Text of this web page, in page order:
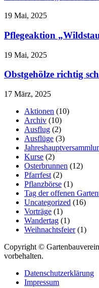
19 Mai, 2025
Pflegeaktion
19 Mai, 2025
Obstgehölze richtig
17 März, 2025
Aktionen (10)
Archiv (10)
Ausflug (2)
Ausflüge (3)
Kurse (2)
Osterbrunnen (12)
Pfarrfest (2)
Pflanzbörse (1)
Tag der offenen
Uncategorized (16)
Vorträge (1)
Wandertag (1)
Weihnachtsfeier(1)
Copyright ©
vorbehalten.
Datenschutzerklärung
Impressum